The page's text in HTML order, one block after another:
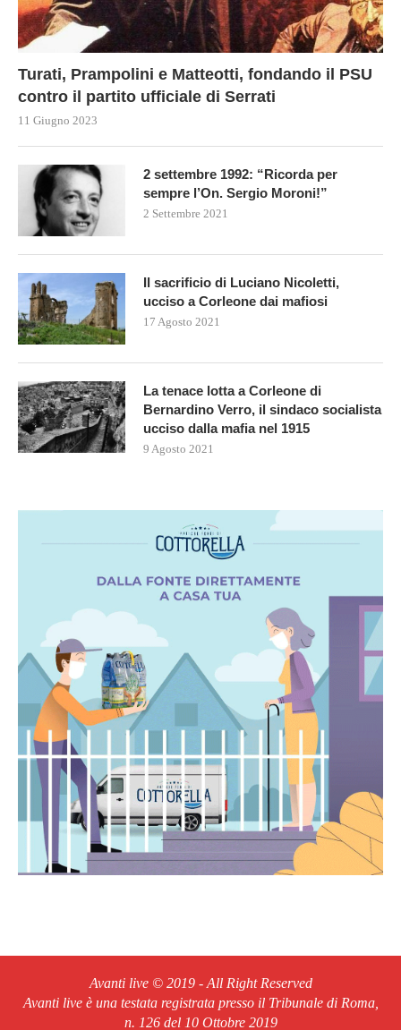
Turati, Prampolini e Matteotti, fondando il PSU
contro il partito ufficiale di Serrati
11 Giugno 2023
2 settembre 1992: “Ricorda per
sempre l’On. Sergio Moroni!”
2 Settembre 2021
Il sacrificio di Luciano Nicoletti,
ucciso a Corleone dai mafiosi
17 Agosto 2021
La tenace lotta a Corleone di
Bernardino Verro, il sindaco socialista
ucciso dalla mafia nel 1915
9 Agosto 2021
Avanti live © 2019 - All Right Reserved
Avanti live è una testata registrata presso il Tribunale di Roma,
n. 126 del 10 Ottobre 2019